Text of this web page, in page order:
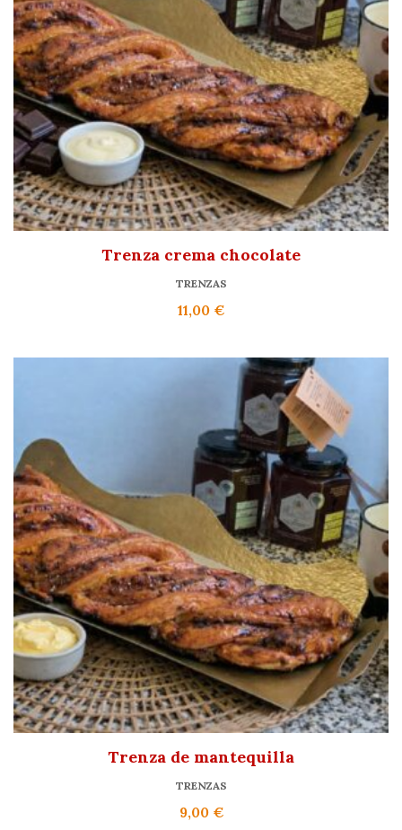
Trenza crema chocolate
TRENZAS
11,00 €
Trenza de mantequilla
TRENZAS
9,00 €